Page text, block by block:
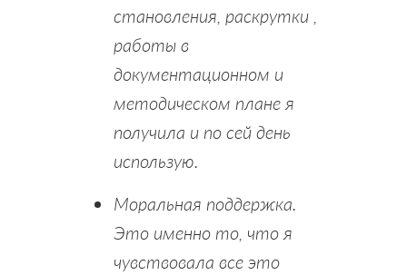
становления, раскрутки ,
работы в
документационном и
методическом плане я
получила и по сей день
использую.
Моральная поддержка.
Это именно то, что я
чувствовала все это